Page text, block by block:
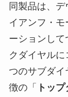
同製品は、
イアンフ・
ーションして
クダイヤル
つのサブダ
徴の「 トッ